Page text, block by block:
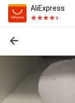
AliExpress